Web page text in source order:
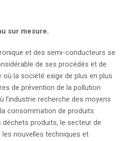
sur mesure.
et des semi-conducteurs se
de ses procédés et de
la société exige de plus en plus
de prévention de la pollution
l’industrie recherche des moyens
consommation de produits
produits, le secteur de
les nouvelles techniques et